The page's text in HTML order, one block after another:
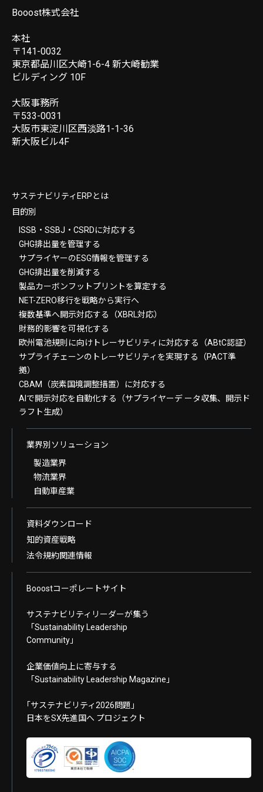
Booost株式会社
本社
〒141-0032
東京都品川区大崎1-6-4 新大崎勧業
ビルディング 10F
大阪事務所
〒533-0031
大阪市東淀川区西淡路1-1-36
新大阪ビル4F
サステナビリティERPとは
目的別
ISSB・SSBJ・CSRDに対応する
GHG排出量を管理する
サプライヤーのESG情報を管理する
GHG排出量を削減する
製品カーボンフットプリントを算定する
NET-ZERO移行を戦略から実行へ
複数基準へ開示対応する（XBRL対応）
財務的影響を可視化する
欧州電池規則に向けトレーサビリティに対応する（ABtC認証）
サプライチェーンのトレーサビリティを実現する（PACT準
拠）
CBAM（炭素国境調整措置）に対応する
AIで開示対応を自動化する（サプライヤーデ ータ収集、開示ド
ラフト生成）
業界別ソリューション
製造業界
物流業界
自動車産業
資料ダウンロード
知的資産戦略
法令規約関連情報
Booostコーポレートサイト
サステナビリティリーダーが集う
「Sustainability Leadership
Community」
企業価値向上に寄与する
「Sustainability Leadership Magazine」
｢サステナビリティ2026問題｣
日本をSX先進国へ プロジェクト